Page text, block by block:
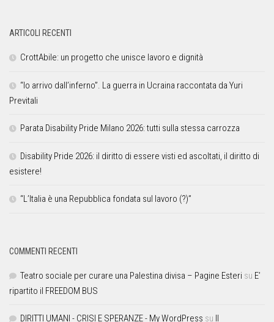
ARTICOLI RECENTI
CrottAbile: un progetto che unisce lavoro e dignità
“Io arrivo dall’inferno”. La guerra in Ucraina raccontata da Yuri
Previtali
Parata Disability Pride Milano 2026: tutti sulla stessa carrozza
Disability Pride 2026: il diritto di essere visti ed ascoltati, il diritto di
esistere!
“L’Italia è una Repubblica fondata sul lavoro (?)”
COMMENTI RECENTI
Teatro sociale per curare una Palestina divisa – Pagine Esteri su E’
ripartito il FREEDOM BUS
DIRITTI UMANI - CRISI E SPERANZE - My WordPress su Il